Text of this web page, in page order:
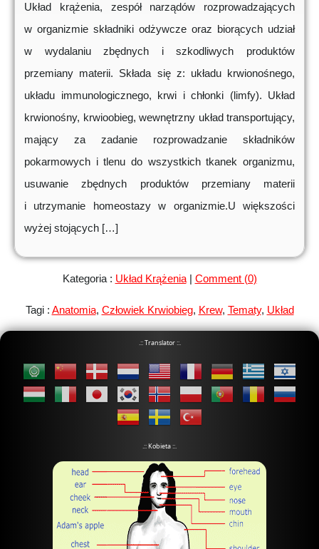
Układ krążenia, zespół narządów rozprowadzających
w organizmie składniki odżywcze oraz biorących udział
w wydalaniu zbędnych i szkodliwych produktów
przemiany materii. Składa się z: układu krwionośnego,
układu immunologicznego, krwi i chłonki (limfy). Układ
krwionośny, krwioobieg, wewnętrzny układ transportujący,
mający za zadanie rozprowadzanie składników
pokarmowych i tlenu do wszystkich tkanek organizmu,
usuwanie zbędnych produktów przemiany materii
i utrzymanie homeostazy w organizmie.U większości
wyżej stojących […]
Kategoria : Układ Krążenia| Comment (0)
Tagi : Anatomia, Człowiek Krwiobieg, Krew, Tematy, Układ
.:: Translator ::.
.:: Kobieta ::.